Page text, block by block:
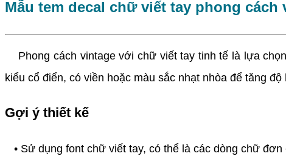
Mẫu tem decal chữ viết tay phong cách
Phong cách vintage với chữ viết tay tinh tế là lựa
kiểu cổ điển, có viền hoặc màu sắc nhạt nhòa để tăng
Gợi ý thiết kế
• Sử dụng font chữ viết tay, có thể là các dòng chữ đơn